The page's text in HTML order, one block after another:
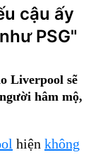
cậu ấy
PSG"
Liverpool sẽ
hâm mộ,
hiện không